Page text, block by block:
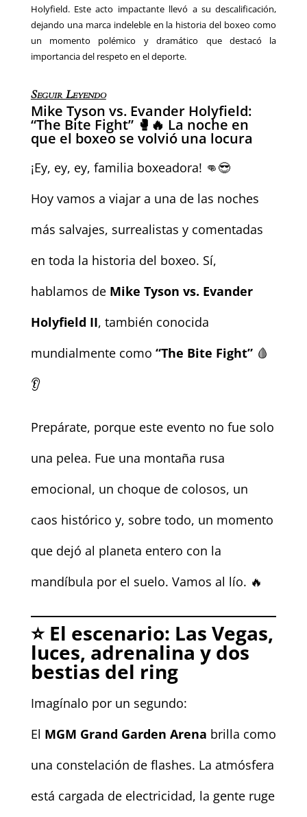
Holyfield. Este acto impactante llevó a su descalificación,
dejando una marca indeleble en la historia del boxeo como
un momento polémico y dramático que destacó la
importancia del respeto en el deporte.
Seguir Leyendo
Mike Tyson vs. Evander Holyfield:
“The Bite Fight” 🥊🔥 La noche en
que el boxeo se volvió una locura
¡Ey, ey, ey, familia boxeadora! 👊😎
Hoy vamos a viajar a una de las noches
más salvajes, surrealistas y comentadas
en toda la historia del boxeo. Sí,
hablamos de Mike Tyson vs. Evander
Holyfield II, también conocida
mundialmente como “The Bite Fight”🩸
👂
Prepárate, porque este evento no fue solo
una pelea. Fue una montaña rusa
emocional, un choque de colosos, un
caos histórico y, sobre todo, un momento
que dejó al planeta entero con la
mandíbula por el suelo. Vamos al lío. 🔥
⭐ El escenario: Las Vegas,
luces, adrenalina y dos
bestias del ring
Imagínalo por un segundo:
El MGM Grand Garden Arena brilla como
una constelación de flashes. La atmósfera
está cargada de electricidad, la gente ruge